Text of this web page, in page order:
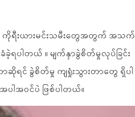
ာ ကိုရီးယားမင်းသမီးတွေအတွက် အသက်
ရပါတယ် ။ မျက်နှာခွဲစိတ်မှုလုပ်ခြင်း
ရင် ခွဲစိတ်မှု ကျရှုံးသွားတာတွေ ရှိပါ
ပါအဝင်ပဲ ဖြစ်ပါတယ်။